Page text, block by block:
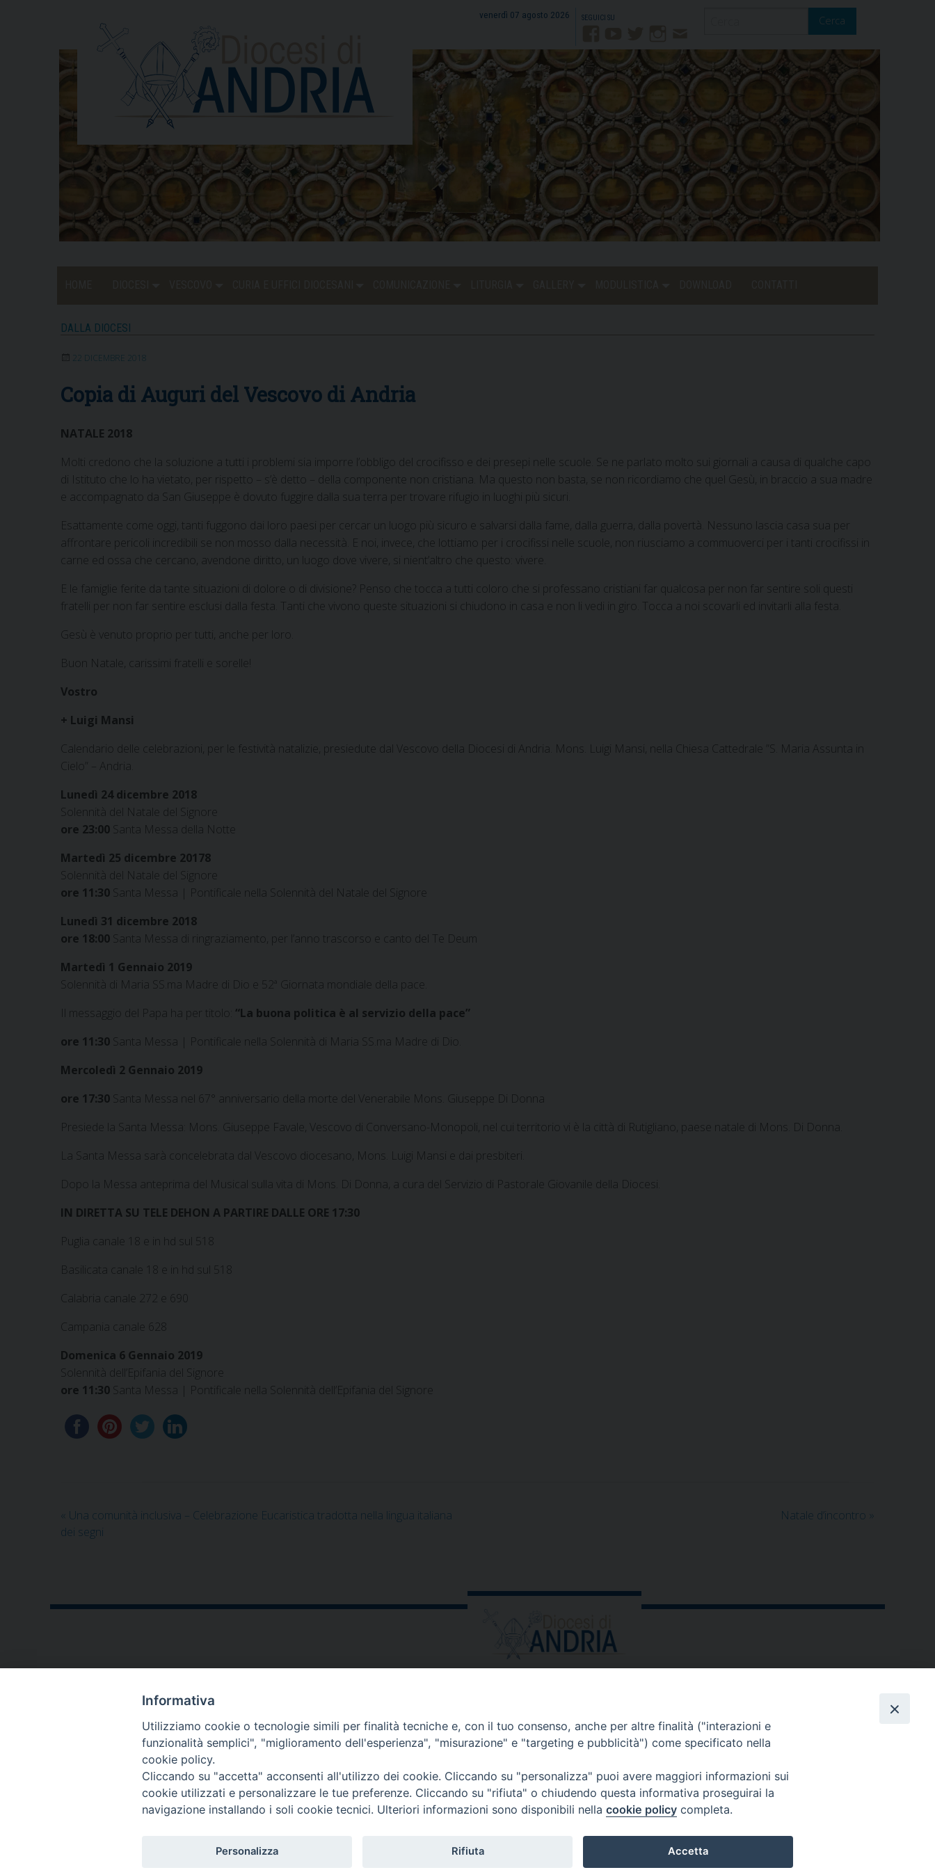
venerdì 07 agosto 2026
Facebook
YouTube
TwitterInstagram
Contatti
Mail
Cerca
DALLA DIOCESI
22 DICEMBRE 2018
Copia di Auguri del Vescovo di Andria
NATALE 2018
Molti credono che la soluzione a tutti i problemi sia imporre l’obbligo del crocifisso e dei presepi nelle scuole. Se ne parlato molto sui giornali a causa di qualche capo
di Istituto che lo ha vietato, per rispetto – s’è detto – della componente non cristiana. Ma questo non basta, se non ricordiamo che quel Gesù, in braccio a sua madre
e accompagnato da San Giuseppe è dovuto fuggire dalla sua terra per trovare rifugio in luoghi più sicuri.
Esattamente come oggi, tanti fuggono dai loro paesi per cercar un luogo più sicuro e salvarsi dalla fame, dalla guerra, dalla povertà. Nessuno lascia casa sua per
affrontare pericoli incredibili se non mosso dalla necessità. E noi, invece, che lottiamo per i crocifissi nelle scuole, non riusciamo a commuoverci per i tanti crocifissi in
carne ed ossa che cercano, avendone diritto, un luogo dove vivere, si nient’altro che questo: vivere.
E le famiglie ferite da tante situazioni di dolore o di divisione? Penso che tocca a tutti coloro che si professano cristiani far qualcosa per non far sentire soli questi
fratelli per non far sentire esclusi dalla festa. Tanti che vivono queste situazioni si chiudono in casa e non li vedi in giro. Tocca a noi scovarli ed invitarli alla festa.
Gesù è venuto proprio per tutti, anche per loro.
Buon Natale, carissimi fratelli e sorelle!
Vostro
+ Luigi Mansi
Calendario delle celebrazioni, per le festività natalizie, presiedute dal Vescovo della Diocesi di Andria. Mons. Luigi Mansi, nella Chiesa Cattedrale ”S. Maria Assunta in
Cielo” – Andria.
Lunedì 24 dicembre 2018
Solennità del Natale del Signore
ore 23:00 Santa Messa della Notte
Martedì 25 dicembre 20178
Solennità del Natale del Signore
ore 11:30 Santa Messa | Pontificale nella Solennità del Natale del Signore
Lunedì 31 dicembre 2018
ore 18:00 Santa Messa di ringraziamento, per l’anno trascorso e canto del Te Deum
Martedì 1 Gennaio 2019
Solennità di Maria SS.ma Madre di Dio e 52ª Giornata mondiale della pace.
Il messaggio del Papa ha per titolo: “La buona politica è al servizio della pace”
ore 11:30 Santa Messa | Pontificale nella Solennità di Maria SS.ma Madre di Dio.
Mercoledì 2 Gennaio 2019
ore 17:30 Santa Messa nel 67° anniversario della morte del Venerabile Mons. Giuseppe Di Donna
Presiede la Santa Messa: Mons. Giuseppe Favale, Vescovo di Conversano-Monopoli, nel cui territorio vi è la città di Rutigliano, paese natale di Mons. Di Donna.
La Santa Messa sarà concelebrata dal Vescovo diocesano, Mons. Luigi Mansi e dai presbiteri.
Dopo la Messa anteprima del Musical sulla vita di Mons. Di Donna, a cura del Servizio di Pastorale Giovanile della Diocesi.
IN DIRETTA SU TELE DEHON A PARTIRE DALLE ORE 17:30
Puglia canale 18 e in hd sul 518
Basilicata canale 18 e in hd sul 518
Calabria canale 272 e 690
Campania canale 628
Domenica 6 Gennaio 2019
Solennità dell’Epifania del Signore
ore 11:30 Santa Messa | Pontificale nella Solennità dell’Epifania del Signore
« Una comunità inclusiva – Celebrazione Eucaristica tradotta nella lingua italiana
dei segni
Natale d’incontro »
76123 - Andria (BT)
diocesi@diocesiandria.org
+39 0883.593032
+39 0883.592596
Orari uffici
Calendario diocesano
Per invio di comunicati, notizie e segnalazioni scrivere a: stampa@diocesiandria.org
Informativa
Utilizziamo cookie o tecnologie simili per finalità tecniche e, con il tuo consenso, anche per altre finalità ("interazioni e
funzionalità semplici", "miglioramento dell'esperienza", "misurazione" e "targeting e pubblicità") come specificato nella
cookie policy.
Cliccando su "accetta" acconsenti all'utilizzo dei cookie. Cliccando su "personalizza" puoi avere maggiori informazioni sui
cookie utilizzati e personalizzare le tue preferenze. Cliccando su "rifiuta" o chiudendo questa informativa proseguirai la
navigazione installando i soli cookie tecnici. Ulteriori informazioni sono disponibili nella cookie policy completa.
Personalizza Rifiuta Accetta